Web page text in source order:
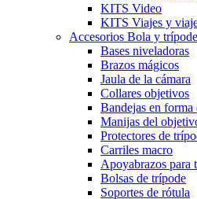
KITS Video
KITS Viajes y
Accesorios Bola y
Bases niveladoras
Brazos mágicos
Jaula de la cámara
Collares objetivos
Bandejas en
Manijas del
Protectores de
Carriles macro
Apoyabrazos para
Bolsas de trípode
Soportes de rótula